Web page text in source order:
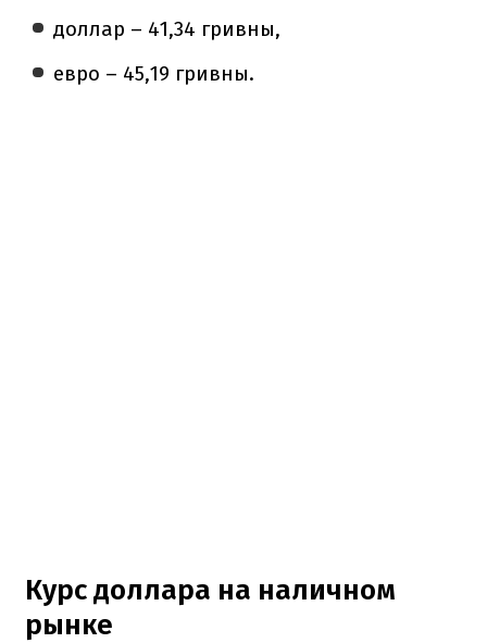
доллар – 41,34 гривны,
евро – 45,19 гривны.
Курс доллара на наличном
рынке